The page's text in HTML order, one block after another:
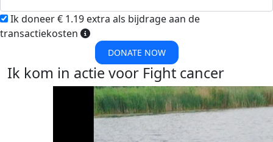
Ik doneer € 1.19 extra als bijdrage aan de
transactiekosten
DONATE NOW
Ik kom in actie voor Fight cancer